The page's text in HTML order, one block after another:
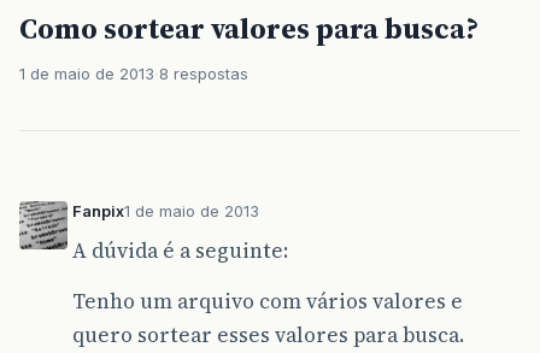
Como sortear valores para busca?
1 de maio de 2013 8 respostas
Fanpix1 de maio de 2013
A dúvida é a seguinte:
Tenho um arquivo com vários valores e
quero sortear esses valores para busca.